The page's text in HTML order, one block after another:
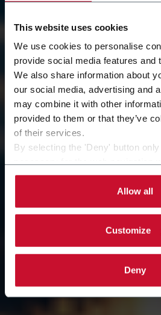
This website uses cookies
We use cookies to personalise
provide social media features and
We also share information about
our social media, advertising and
may combine it with other
provided to them or that they’ve
of their services.
By selecting the 'Deny' button
By selecting the 'Customize'
single categories of cookies to be
completecookie policy.
Allow all
Customize
Deny
Kalix
Vous avez une question
d'informations sur nos
simplement en savoir plus sur
Remplissez le formulaire.
Notre équipe examinera votre
recontactera dans les plus
apporter l'assistance la plus
POUR LES DEMANDES
PARTENAIRES ET
CLIQUEZ ICI